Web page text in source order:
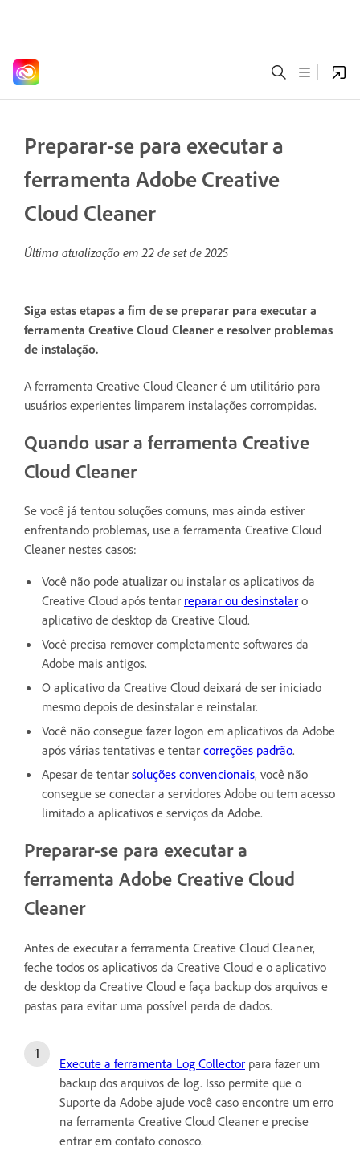
Preparar-se para executar a
ferramenta Adobe Creative
Cloud Cleaner
Última atualização em22 de set de 2025
Siga estas etapas a fim de se preparar para executar a
ferramenta Creative Cloud Cleaner e resolver problemas
de instalação.
A ferramenta Creative Cloud Cleaner é um utilitário para
usuários experientes limparem instalações corrompidas.
Quando usar a ferramenta Creative
Cloud Cleaner
Se você já tentou soluções comuns, mas ainda estiver
enfrentando problemas, use a ferramenta Creative Cloud
Cleaner nestes casos:
Você não pode atualizar ou instalar os aplicativos da
Creative Cloud após tentar reparar ou desinstalar o
aplicativo de desktop da Creative Cloud.
Você precisa remover completamente softwares da
Adobe mais antigos.
O aplicativo da Creative Cloud deixará de ser iniciado
mesmo depois de desinstalar e reinstalar.
Você não consegue fazer logon em aplicativos da Adobe
após várias tentativas e tentar correções padrão.
Apesar de tentar soluções convencionais, você não
consegue se conectar a servidores Adobe ou tem acesso
limitado a aplicativos e serviços da Adobe.
Preparar-se para executar a
ferramenta Adobe Creative Cloud
Cleaner
Antes de executar a ferramenta Creative Cloud Cleaner,
feche todos os aplicativos da Creative Cloud e o aplicativo
de desktop da Creative Cloud e faça backup dos arquivos e
pastas para evitar uma possível perda de dados.
Execute a ferramenta Log Collector para fazer um
backup dos arquivos de log. Isso permite que o
Suporte da Adobe ajude você caso encontre um erro
na ferramenta Creative Cloud Cleaner e precise
entrar em contato conosco.